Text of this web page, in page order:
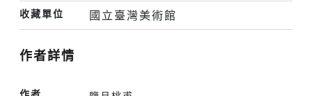
收藏單位 國立臺灣美術館
作者詳情